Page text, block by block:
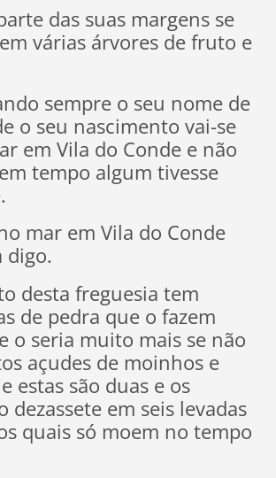
das suas margens se
várias árvores de fruto e
sempre o seu nome de
o seu nascimento vai-se
em Vila do Conde e não
tempo algum tivesse
mar em Vila do Conde
digo.
desta freguesia tem
de pedra que o fazem
o seria muito mais se não
açudes de moinhos e
estas são duas e os
dezassete em seis levadas
quais só moem no tempo